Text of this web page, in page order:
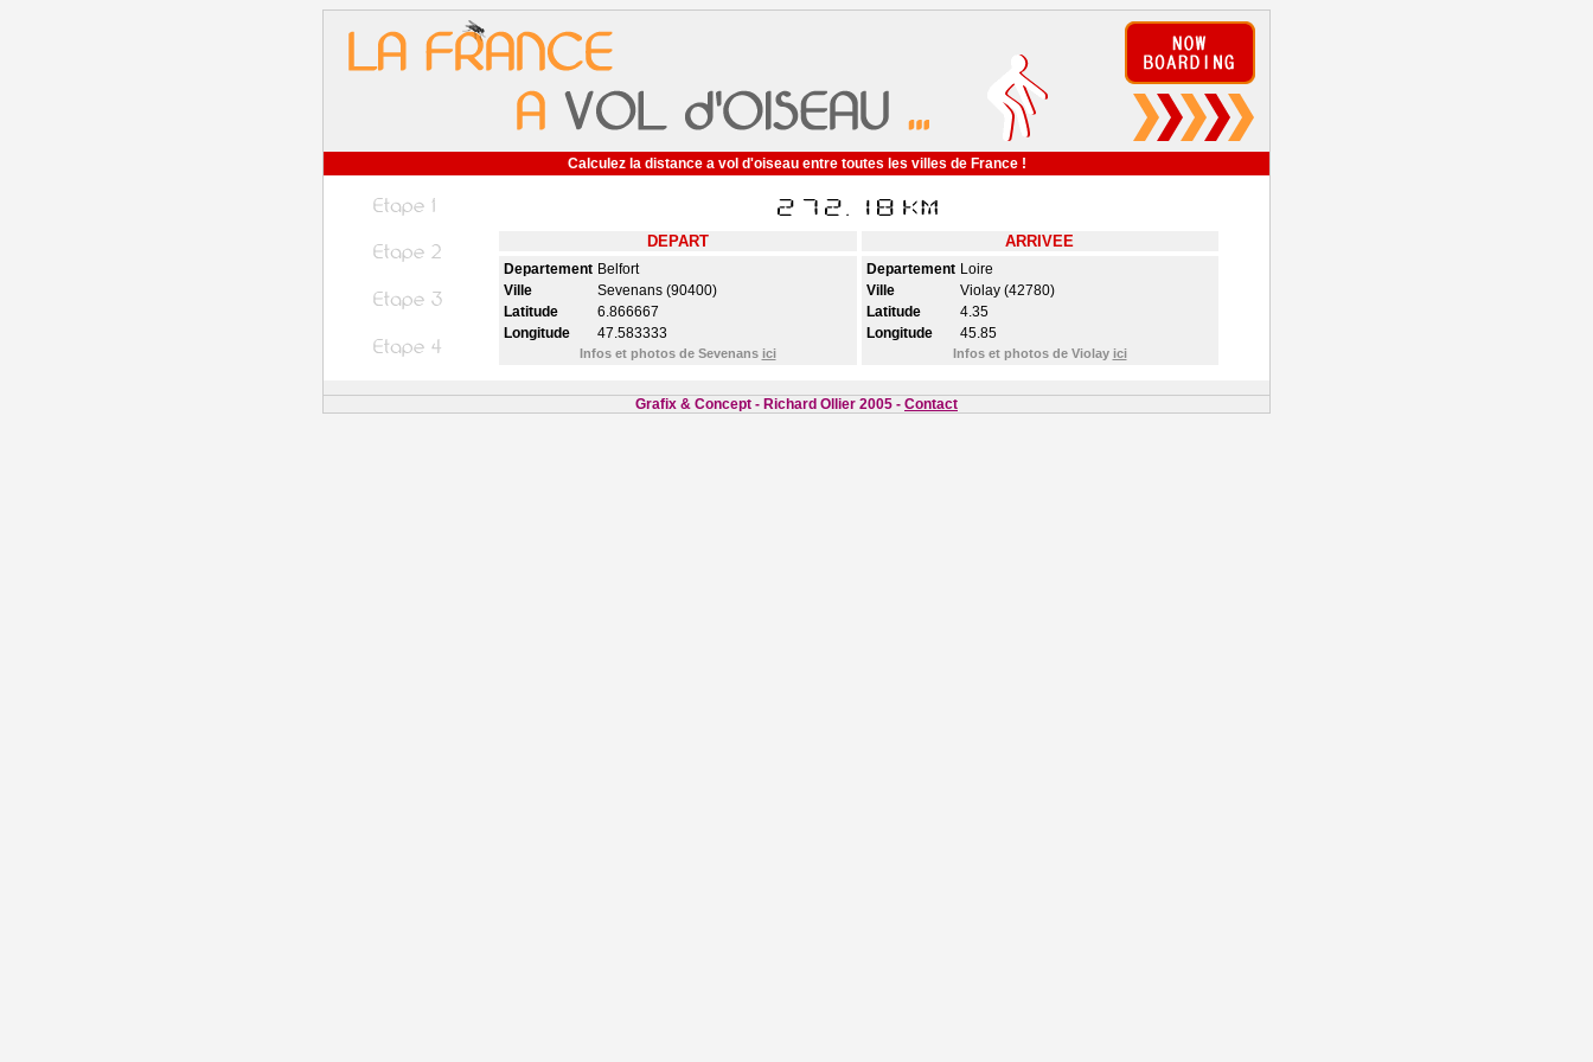
Calculez la distance a vol d'oiseau entre toutes les villes de France !
DEPART ARRIVEE
Departement Belfort
Ville
Sevenans (90400)
Latitude
6.866667
Longitude
47.583333
Infos et photos de Sevenans ici
Departement Loire
Ville
Violay (42780)
Latitude
4.35
Longitude
45.85
Infos et photos de Violay ici
Grafix & Concept - Richard Ollier 2005 - Contact